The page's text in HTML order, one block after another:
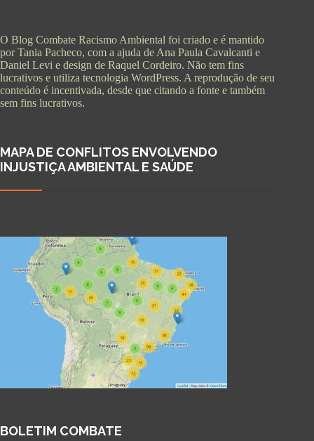
O Blog Combate Racismo Ambiental foi criado e é mantido
por Tania Pacheco, com a ajuda de Ana Paula Cavalcanti e
Daniel Levi e design de Raquel Cordeiro. Não tem fins
lucrativos e utiliza tecnologia WordPress. A reprodução de seu
conteúdo é incentivada, desde que citando a fonte e também
sem fins lucrativos.
MAPA DE CONFLITOS ENVOLVENDO
INJUSTIÇA AMBIENTAL E SAÚDE
BOLETIM COMBATE